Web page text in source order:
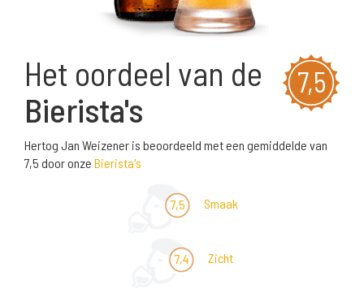
7,5
Het oordeel van de
Bierista's
Hertog Jan Weizener is beoordeeld met een gemiddelde van
7,5 door onze Bierista's
7,5 Smaak
7,4 Zicht